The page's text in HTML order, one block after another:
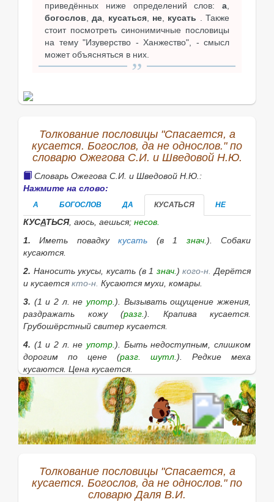
приведённых ниже определений слов: а,
богослов,да, кусаться, не, кусать . Также
стоит посмотреть синонимичные пословицы
на тему "Изуверство - Ханжество", - смысл
может объясняться в них.
Толкование пословицы "Спасается, а
кусается. Богослов, да не однослов." по
словарю Ожегова С.И. и Шведовой Н.Ю.
Словарь Ожегова С.И. и Шведовой Н.Ю.:
Нажмите на слово:
А БОГОСЛОВ ДА КУСАТЬСЯ НЕ
КУСАТЬСЯ, аюсь, аешься; несов.
1. Иметь повадкукусать (в 1 знач.).Собаки
кусаются.
2. Наносить укусы, кусать (в 1 знач.)кого-н. Дерётся
и кусается кто-н. Кусаются мухи, комары.
3. (1 и 2 л. не употр.). Вызывать ощущение жжения,
раздражать кожу (разг.). Крапива кусается.
Грубошёрстный свитер кусается.
4. (1 и 2 л. не употр.). Быть недоступным, слишком
дорогим по цене (разг. шутл.). Редкие меха
кусаются. Цена кусается.
|сов. покусаться(аюсь, аешься, 1 и 2 л.
не
употр.
), аемся, аетесь (ко 2знач.: нанести укусы
друг другу;
Если нужное слово из пословицыСпасается, а
кусается. Богослов, да не однослов.отсутствует
помощью этой формы:
Толкование пословицы "Спасается, а
кусается. Богослов, да не однослов." по
словарю Даля В.И.